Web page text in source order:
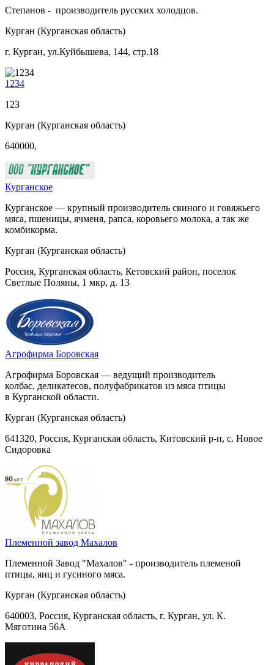
Степанов - производитель русских холодцов.
Курган (Курганская область)
г. Курган, ул.Куйбышева, 144, стр.18
1234
123
Курган (Курганская область)
640000,
Курганское
Курганское — крупный производитель свиного и говяжьего
мяса, пшеницы, ячменя, рапса, коровьего молока, а так же
комбикорма.
Курган (Курганская область)
Россия, Курганская область, Кетовский район, поселок
Светлые Поляны, 1 мкр, д. 13
Агрофирма Боровская
Агрофирма Боровская — ведущий производитель
колбас, деликатесов, полуфабрикатов из мяса птицы
в Курганской области.
Курган (Курганская область)
641320, Россия, Курганская область, Китовский р-н, с. Новое
Сидоровка
Племенной завод Махалов
Племенной Завод "Махалов" - производитель племеной
птицы, яиц и гусиного мяса.
Курган (Курганская область)
640003, Россия, Курганская область, г. Курган, ул. К.
Мяготина 56А